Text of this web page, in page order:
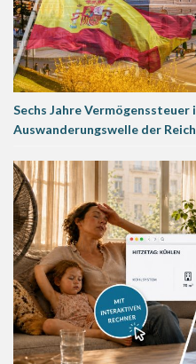
Sechs Jahre Vermögenssteuer
Auswanderungswelle der